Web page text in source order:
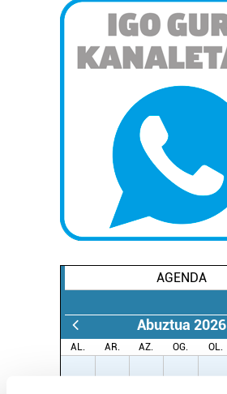
AGENDA
Abuztua 2026
AL. AR. AZ. OG. OL.